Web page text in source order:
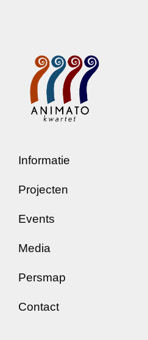
Informatie
Projecten
Events
Media
Persmap
Contact